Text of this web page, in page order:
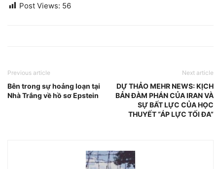
Post Views: 56
Previous article
Bên trong sự hoảng loạn tại
Nhà Trắng về hồ sơ Epstein
Next article
DỰ THẢO MEHR NEWS: KỊCH
BẢN ĐÀM PHÁN CỦA IRAN VÀ
SỰ BẤT LỰC CỦA HỌC
THUYẾT “ÁP LỰC TỐI ĐA”